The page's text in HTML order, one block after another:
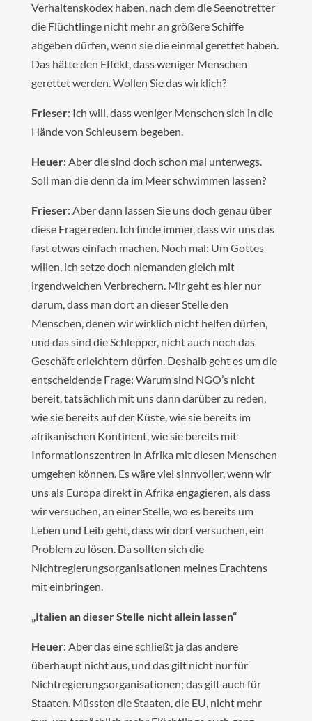
Verhaltenskodex haben, nach dem die Seenotretter
die Flüchtlinge nicht mehr an größere Schiffe
abgeben dürfen, wenn sie die einmal gerettet haben.
Das hätte den Effekt, dass weniger Menschen
gerettet werden. Wollen Sie das wirklich?
Frieser: Ich will, dass weniger Menschen sich in die
Hände von Schleusern begeben.
Heuer: Aber die sind doch schon mal unterwegs.
Soll man die denn da im Meer schwimmen lassen?
Frieser: Aber dann lassen Sie uns doch genau über
diese Frage reden. Ich finde immer, dass wir uns das
fast etwas einfach machen. Noch mal: Um Gottes
willen, ich setze doch niemanden gleich mit
irgendwelchen Verbrechern. Mir geht es hier nur
darum, dass man dort an dieser Stelle den
Menschen, denen wir wirklich nicht helfen dürfen,
und das sind die Schlepper, nicht auch noch das
Geschäft erleichtern dürfen. Deshalb geht es um die
entscheidende Frage: Warum sind NGO’s nicht
bereit, tatsächlich mit uns dann darüber zu reden,
wie sie bereits auf der Küste, wie sie bereits im
afrikanischen Kontinent, wie sie bereits mit
Informationszentren in Afrika mit diesen Menschen
umgehen können. Es wäre viel sinnvoller, wenn wir
uns als Europa direkt in Afrika engagieren, als dass
wir versuchen, an einer Stelle, wo es bereits um
Leben und Leib geht, dass wir dort versuchen, ein
Problem zu lösen. Da sollten sich die
Nichtregierungsorganisationen meines Erachtens
mit einbringen.
„Italien an dieser Stelle nicht allein lassen“
Heuer: Aber das eine schließt ja das andere
überhaupt nicht aus, und das gilt nicht nur für
Nichtregierungsorganisationen; das gilt auch für
Staaten. Müssten die Staaten, die EU, nicht mehr